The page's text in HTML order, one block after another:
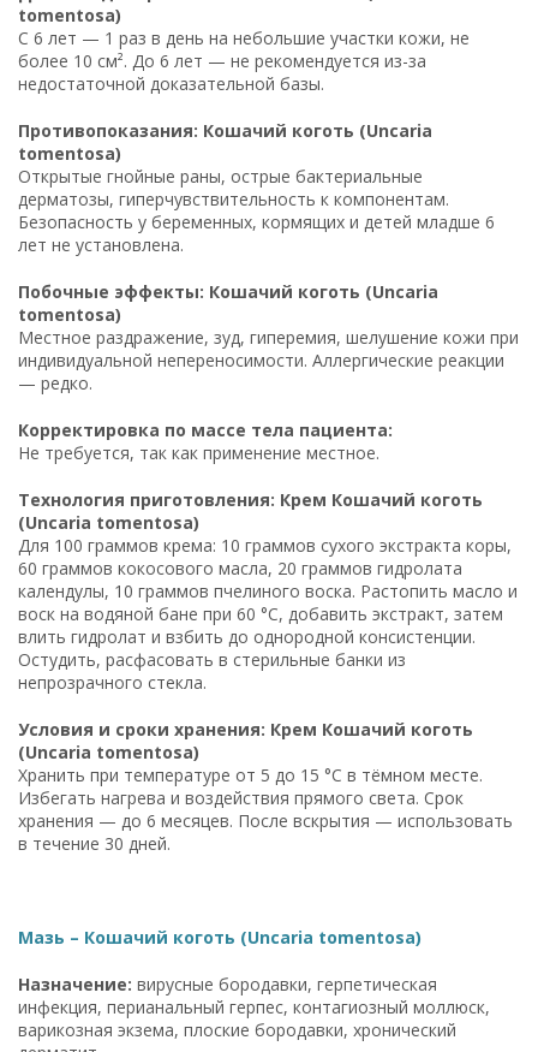
tomentosa)
С 6 лет — 1 раз в день на небольшие участки кожи, не
более 10 см². До 6 лет — не рекомендуется из-за
недостаточной доказательной базы.
Противопоказания: Кошачий коготь (Uncaria
tomentosa)
Открытые гнойные раны, острые бактериальные
дерматозы, гиперчувствительность к компонентам.
Безопасность у беременных, кормящих и детей младше 6
лет не установлена.
Побочные эффекты: Кошачий коготь (Uncaria
tomentosa)
Местное раздражение, зуд, гиперемия, шелушение кожи при
индивидуальной непереносимости. Аллергические реакции
— редко.
Корректировка по массе тела пациента:
Не требуется, так как применение местное.
Технология приготовления: Крем Кошачий коготь
(Uncaria tomentosa)
Для 100 граммов крема: 10 граммов сухого экстракта коры,
60 граммов кокосового масла, 20 граммов гидролата
календулы, 10 граммов пчелиного воска. Растопить масло и
воск на водяной бане при 60 °C, добавить экстракт, затем
влить гидролат и взбить до однородной консистенции.
Остудить, расфасовать в стерильные банки из
непрозрачного стекла.
Условия и сроки хранения: Крем Кошачий коготь
(Uncaria tomentosa)
Хранить при температуре от 5 до 15 °C в тёмном месте.
Избегать нагрева и воздействия прямого света. Срок
хранения — до 6 месяцев. После вскрытия — использовать
в течение 30 дней.
Мазь – Кошачий коготь (Uncaria tomentosa)
Назначение: вирусные бородавки, герпетическая
инфекция, перианальный герпес, контагиозный моллюск,
варикозная экзема, плоские бородавки, хронический